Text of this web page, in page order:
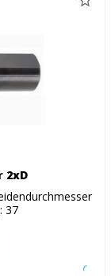
2xD
37